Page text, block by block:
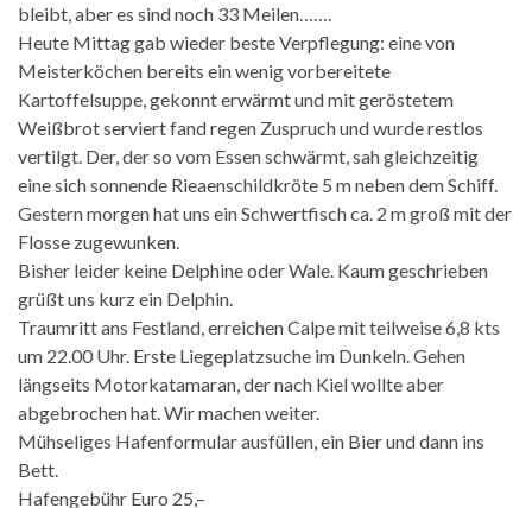
bleibt, aber es sind noch 33 Meilen…….
Heute Mittag gab wieder beste Verpflegung: eine von
Meisterköchen bereits ein wenig vorbereitete
Kartoffelsuppe, gekonnt erwärmt und mit geröstetem
Weißbrot serviert fand regen Zuspruch und wurde restlos
vertilgt. Der, der so vom Essen schwärmt, sah gleichzeitig
eine sich sonnende Rieaenschildkröte 5 m neben dem Schiff.
Gestern morgen hat uns ein Schwertfisch ca. 2 m groß mit der
Flosse zugewunken.
Bisher leider keine Delphine oder Wale. Kaum geschrieben
grüßt uns kurz ein Delphin.
Traumritt ans Festland, erreichen Calpe mit teilweise 6,8 kts
um 22.00 Uhr. Erste Liegeplatzsuche im Dunkeln. Gehen
längseits Motorkatamaran, der nach Kiel wollte aber
abgebrochen hat. Wir machen weiter.
Mühseliges Hafenformular ausfüllen, ein Bier und dann ins
Bett.
Hafengebühr Euro 25,–